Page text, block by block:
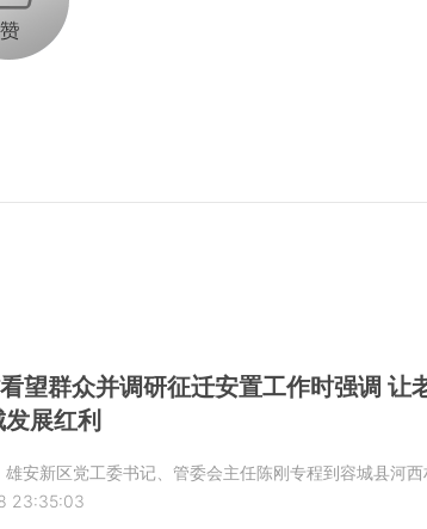
望群众并调研征迁安置工作时强调 让
展红利
安新区党工委书记、管委会主任陈刚专程到容城县河
23:35:03